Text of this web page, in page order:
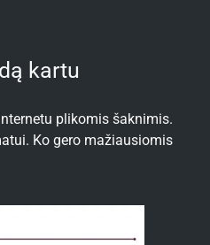
kartu
plikomis šaknimis.
Ko gero mažiausiomis